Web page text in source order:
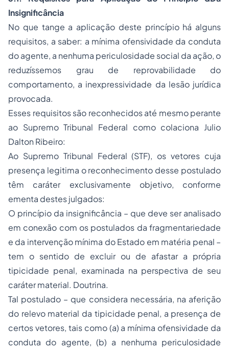
Insignificância
No que tange a aplicação deste princípio há alguns
requisitos, a saber: a mínima ofensividade da conduta
do agente, a nenhuma periculosidade social da ação, o
reduzíssemos grau de reprovabilidade do
comportamento, a inexpressividade da lesão jurídica
provocada.
Esses requisitos são reconhecidos até mesmo perante
ao Supremo Tribunal Federal como colaciona Julio
Dalton Ribeiro:
Ao Supremo Tribunal Federal (STF), os vetores cuja
presença legitima o reconhecimento desse postulado
têm caráter exclusivamente objetivo, conforme
ementa destes julgados:
O princípio da insignificância – que deve ser analisado
em conexão com os postulados da fragmentariedade
e da intervenção mínima do Estado em matéria penal –
tem o sentido de excluir ou de afastar a própria
tipicidade penal, examinada na perspectiva de seu
caráter material. Doutrina.
Tal postulado – que considera necessária, na aferição
do relevo material da tipicidade penal, a presença de
certos vetores, tais como (a) a mínima ofensividade da
conduta do agente, (b) a nenhuma periculosidade